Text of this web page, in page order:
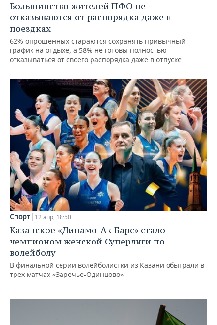
Большинство жителей ПФО не
отказываются от распорядка даже в
поездках
62% опрошенных стараются сохранять привычный
график на отдыхе, а 58% не готовы полностью
отказываться от своего распорядка даже в отпуске
Спорт 12 апр, 18:50
Казанское «Динамо-Ак Барс» стало
чемпионом женской Суперлиги по
волейболу
В финальной серии волейболистки из Казани обыграли в
трех матчах «Заречье-Одинцово»